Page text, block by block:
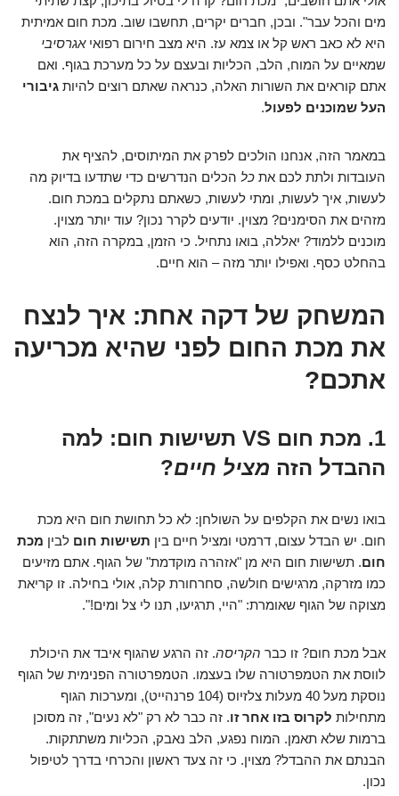
מים והכל עבר". ובכן, חברים יקרים, תחשבו שוב. מכת חום אמיתית
היא לא כאב ראש קל או צמא עז. היא מצב חירום רפואיאגרסיבי
שמאיים על המוח, הלב, הכליות ובעצם על כל מערכת בגוף. ואם
אתם קוראים את השורות האלה, כנראה שאתם רוצים להיות גיבורי
העל שמוכנים לפעול.
במאמר הזה, אנחנו הולכים לפרק את המיתוסים, להציף את
העובדות ולתת לכם את כל הכלים הנדרשים כדי שתדעו בדיוק מה
לעשות, איך לעשות, ומתי לעשות, כשאתם נתקלים במכת חום.
מזהים את הסימנים? מצוין. יודעים לקרר נכון? עוד יותר מצוין.
מוכנים ללמוד? יאללה, בואו נתחיל. כי הזמן, במקרה הזה, הוא
בהחלט כסף. ואפילו יותר מזה – הוא חיים.
המשחק של דקה אחת: איך לנצח
את מכת החום לפני שהיא מכריעה
אתכם?
1. מכת חום VS תשישות חום: למה
ההבדל הזה מציל חיים?
בואו נשים את הקלפים על השולחן: לא כל תחושת חום היא מכת
חום. יש הבדל עצום, דרמטי ומציל חיים בין תשישות חום לבין מכת
חום. תשישות חום היא מן "אזהרה מוקדמת" של הגוף. אתם מזיעים
כמו מזרקה, מרגישים חולשה, סחרחורת קלה, אולי בחילה. זו קריאת
מצוקה של הגוף שאומרת: "היי, תרגיעו, תנו לי צל ומים!".
אבל מכת חום? זו כבר הקריסה. זה הרגע שהגוף איבד את היכולת
לווסת את הטמפרטורה שלו בעצמו. הטמפרטורה הפנימית של הגוף
נוסקת מעל 40 מעלות צלזיוס (104 פרנהייט), ומערכות הגוף
מתחילות לקרוס בזו אחר זו. זה כבר לא רק "לא נעים", זה מסוכן
ברמות שלא תאמן. המוח נפגע, הלב נאבק, הכליות משתתקות.
הבנתם את ההבדל? מצוין. כי זה צעד ראשון והכרחי בדרך לטיפול
נכון.